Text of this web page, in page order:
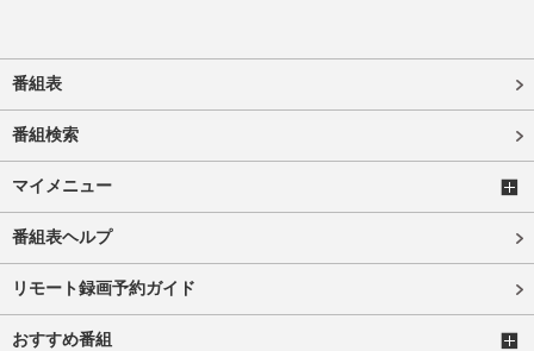
番組表
番組検索
マイメニュー
番組表ヘルプ
リモート録画予約ガイド
おすすめ番組